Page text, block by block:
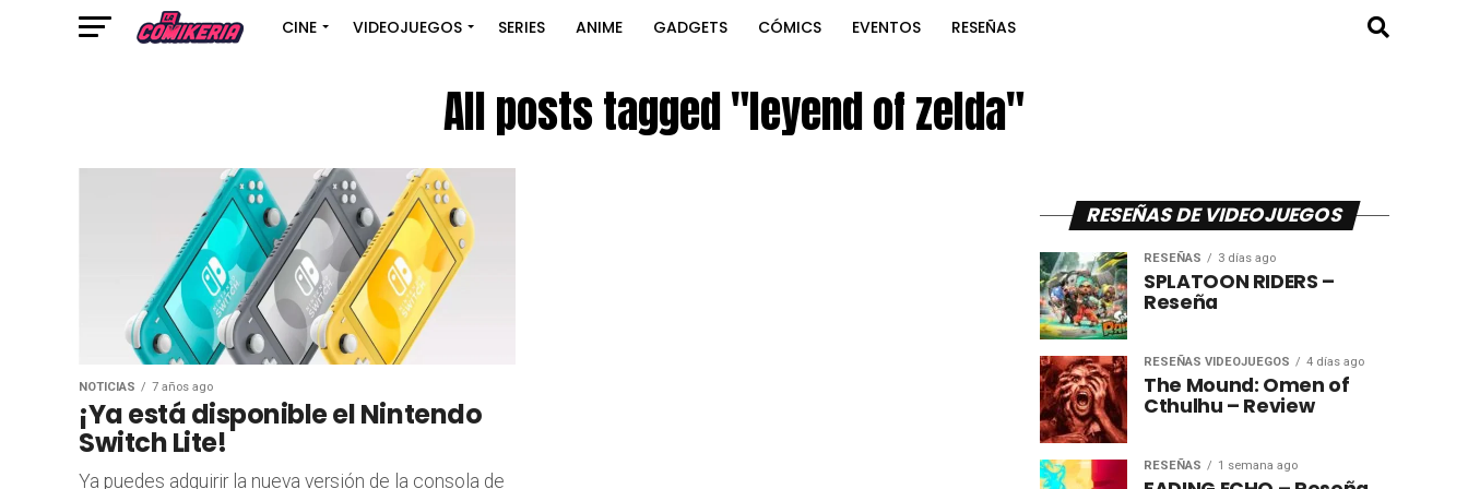
CINE VIDEOJUEGOS SERIES ANIME GADGETS CÓMICS EVENTOS RESEÑAS
All posts tagged "leyend of zelda"
NOTICIAS 7 años ago
¡Ya está disponible el Nintendo
Switch Lite!
Ya puedes adquirir la nueva versión de la consola de
RESEÑAS DE VIDEOJUEGOS
RESEÑAS 3 días ago
SPLATOON RIDERS –
Reseña
RESEÑAS VIDEOJUEGOS 4 días ago
The Mound: Omen of
Cthulhu – Review
RESEÑAS 1 semana ago